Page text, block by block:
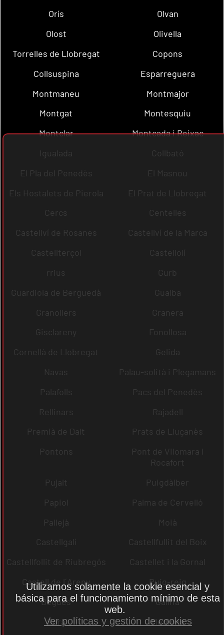
Orís
Olvan
Olost
Olivella
Torrelles de Llobregat
Copons
Collsuspina
Esparreguera
Montmaneu
Montmajor
Montgat
Montesquiu
Montclar
Montcada i Reixac
Igualada
Collbató
El Pla del Penedès
El Masnou
Els Hostalets de Pierola
El Prat de Llobregat
Cercs
Centelles
Castellví de Rosanes
Castellví de la Marca
Castellterçol
Castellolí
rrius
Gurb
Guardiola de Berguedà
Gualba
Granollers
Granera
Gisclareny
Fonollosa
Cornellà de Llobregat
Gelida
Navas
Palau-solità i Plegamans
Palafolls
Pacs del Penedès
Rellinars
Rajadell
Premià de Dalt
Prats de Lluçanès
Pontons
Pont de Vilomara i
Rocafort
Pujalt
Puigdàlber
Papiol
Palma de Cervelló
Pallejà
Moià
Castellgalí
Castellfullit del Boix
Castellfollit de Riubregós
Castellet i la Gornal
Castell de l´Areny
Puig-reig
Begues
Gallifa
Sora
Mediona
Utilizamos solamente la cookie esencial y
básica para el funcionamiento mínimo de esta
web.
Ver políticas y gestión de cookies